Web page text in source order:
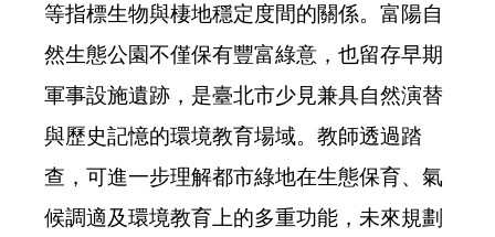
等指標生物與棲地穩定度間的關係。富陽自
然生態公園不僅保有豐富綠意，也留存早期
軍事設施遺跡，是臺北市少見兼具自然演替
與歷史記憶的環境教育場域。教師透過踏
查，可進一步理解都市綠地在生態保育、氣
候調適及環境教育上的多重功能，未來規劃